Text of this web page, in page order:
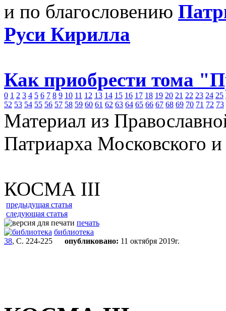
и по благословению
Руси Кирилла
Как приобрести тома
0 1 2 3 4 5 6 7 8 9 10 11 12 13 14 15 16 17 18 19 20 21 22 23 24 25
52 53 54 55 56 57 58 59 60 61 62 63 64 65 66 67 68 69 70 71 72 73
Материал из
Патриарха Московского
КОСМА III
предыдущая статья
следующая статья
печать
библиотека
38, С. 224-225 опубликовано: 11 октября 2019г.